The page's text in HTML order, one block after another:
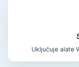
Uključuje alate